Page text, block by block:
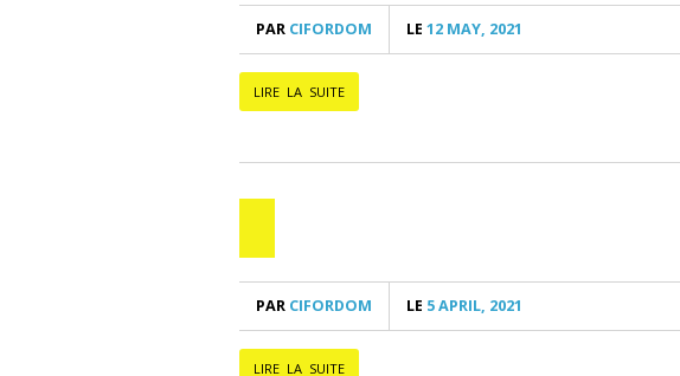
PAR CIFORDOM LE 12 MAY, 2021
LIRE LA SUITE
PAR CIFORDOM LE 5 APRIL, 2021
LIRE LA SUITE